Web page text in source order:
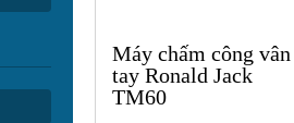
Máy chấm công vân
tay Ronald Jack
TM60